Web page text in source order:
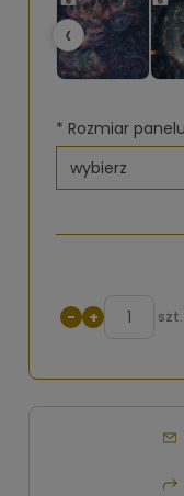
‹
* Rozmiar
− + szt.